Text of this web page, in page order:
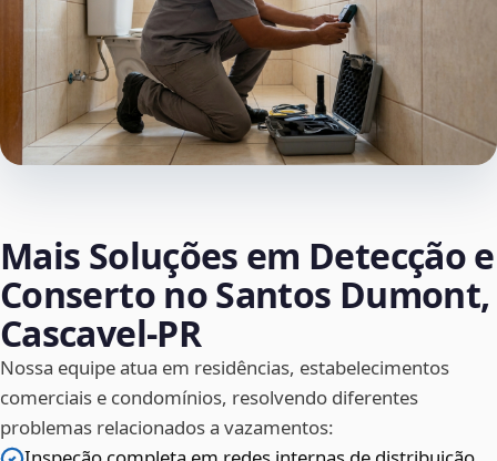
Mais Soluções em Detecção e
Conserto no Santos Dumont,
Cascavel‑PR
Nossa equipe atua em residências, estabelecimentos
comerciais e condomínios, resolvendo diferentes
problemas relacionados a vazamentos: